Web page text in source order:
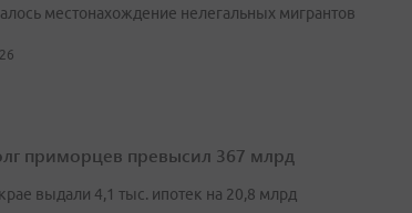
местонахождение нелегальных мигрантов
приморцев превысил 367 млрд
выдали 4,1 тыс. ипотек на 20,8 млрд